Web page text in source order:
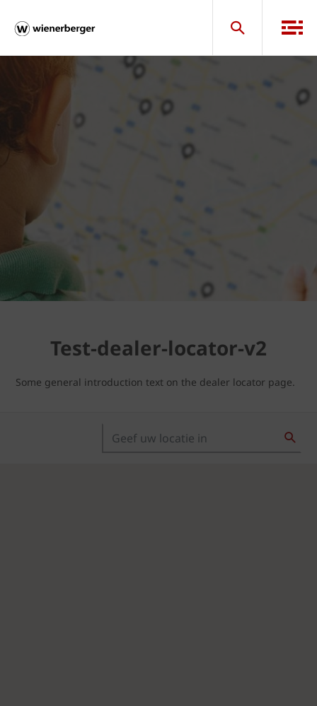
Test-dealer-locator-v2
Some general introduction text on the dealer locator page.